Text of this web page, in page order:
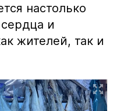
настолько
и
жителей, так и